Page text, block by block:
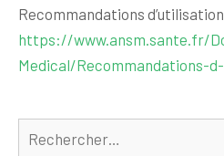
Recommandations
https://www.ansm.sante.fr/
Medical/Recommandations-
Rechercher :